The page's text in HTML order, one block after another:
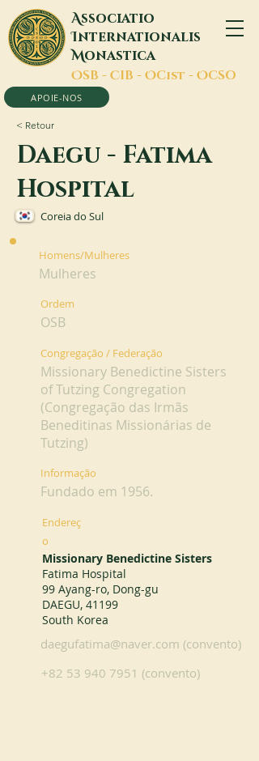
Associatio
Internationalis
Monastica
OSB - CIB - OCist - OCSO
APOIE-NOS
< Retour
Daegu - Fatima
Hospital
Coreia do Sul
Homens/Mulheres
Mulheres
Ordem
OSB
Congregação / Federação
Missionary Benedictine Sisters
of Tutzing Congregation
(Congregação das Irmãs
Beneditinas Missionárias de
Tutzing)
Informação
Fundado em 1956.
Endereç
o
Missionary Benedictine Sisters
Fatima Hospital
99 Ayang-ro, Dong-gu
DAEGU, 41199
South Korea
daegufatima@naver.com (convento)
+82 53 940 7951 (convento)